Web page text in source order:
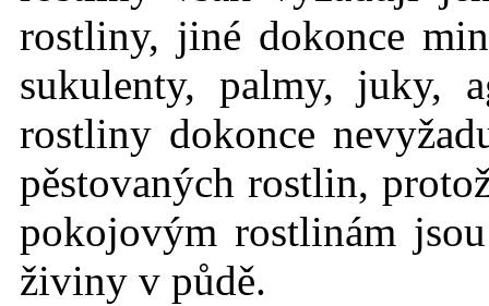
rostliny, jiné dokonce
sukulenty, palmy, juky,
rostliny dokonce
pěstovaných rostlin,
pokojovým rostlinám
živiny v půdě.